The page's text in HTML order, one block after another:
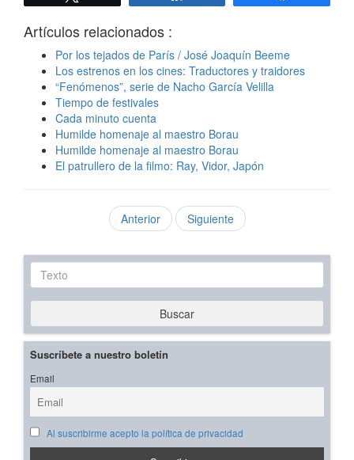
Artículos relacionados :
Por los tejados de París / José Joaquín Beeme
Los estrenos en los cines: Traductores y traidores
“Fenómenos”, serie de Nacho García Velilla
Tiempo de festivales
Cada minuto cuenta
Humilde homenaje al maestro Borau
Humilde homenaje al maestro Borau
El patrullero de la filmo: Ray, Vidor, Japón
Anterior Siguiente
Texto
Buscar
Suscríbete a nuestro boletín
Email
Al suscribirme acepto la política de privacidad